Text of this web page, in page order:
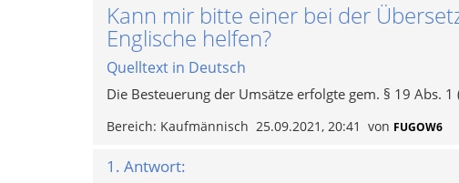
Kann mir bitte einer bei der
Englische helfen?
Quelltext in Deutsch
Die Besteuerung der Umsätze erfolgte gem. § 19 Abs. 1
Bereich: Kaufmännisch 25.09.2021, 20:41 von FUGOW6
1. Antwort: